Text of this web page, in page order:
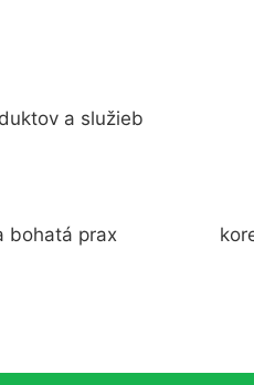
a služieb
bohatá prax